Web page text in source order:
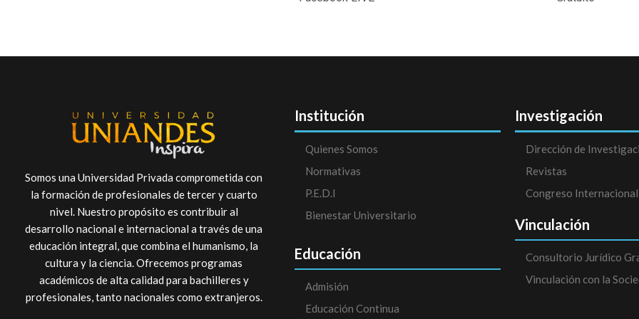
Somos una Universidad Privada comprometida con
la formación de profesionales de tercer y cuarto
nivel. Nuestro propósito es contribuir al
desarrollo nacional e internacional a través de una
educación integral, que combina el humanismo, la
cultura y la ciencia. Ofrecemos programas
académicos de alta calidad para bachilleres y
profesionales, tanto nacionales como extranjeros.
Institución
Quienes Somos
Normativas
P.E.D.I
Bienestar Universitario
Educación
Admisión
Educación Continua
Investigación
Dirección de
Revistas
Congreso Internacional
Vinculación
Consultorio Jurídico
Vinculación con la